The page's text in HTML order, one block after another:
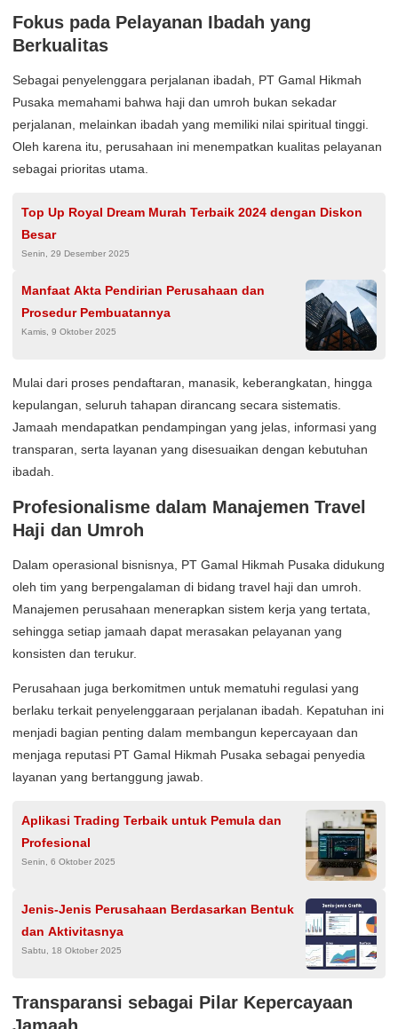
Fokus pada Pelayanan Ibadah yang
Berkualitas
Sebagai penyelenggara perjalanan ibadah, PT Gamal Hikmah
Pusaka memahami bahwa haji dan umroh bukan sekadar
perjalanan, melainkan ibadah yang memiliki nilai spiritual tinggi.
Oleh karena itu, perusahaan ini menempatkan kualitas pelayanan
sebagai prioritas utama.
Top Up Royal Dream Murah Terbaik 2024 dengan Diskon
Besar
Senin, 29 Desember 2025
Manfaat Akta Pendirian Perusahaan dan
Prosedur Pembuatannya
Kamis, 9 Oktober 2025
Mulai dari proses pendaftaran, manasik, keberangkatan, hingga
kepulangan, seluruh tahapan dirancang secara sistematis.
Jamaah mendapatkan pendampingan yang jelas, informasi yang
transparan, serta layanan yang disesuaikan dengan kebutuhan
ibadah.
Profesionalisme dalam Manajemen Travel
Haji dan Umroh
Dalam operasional bisnisnya, PT Gamal Hikmah Pusaka didukung
oleh tim yang berpengalaman di bidang travel haji dan umroh.
Manajemen perusahaan menerapkan sistem kerja yang tertata,
sehingga setiap jamaah dapat merasakan pelayanan yang
konsisten dan terukur.
Perusahaan juga berkomitmen untuk mematuhi regulasi yang
berlaku terkait penyelenggaraan perjalanan ibadah. Kepatuhan ini
menjadi bagian penting dalam membangun kepercayaan dan
menjaga reputasi PT Gamal Hikmah Pusaka sebagai penyedia
layanan yang bertanggung jawab.
Aplikasi Trading Terbaik untuk Pemula dan
Profesional
Senin, 6 Oktober 2025
Jenis-Jenis Perusahaan Berdasarkan Bentuk
dan Aktivitasnya
Sabtu, 18 Oktober 2025
Transparansi sebagai Pilar Kepercayaan